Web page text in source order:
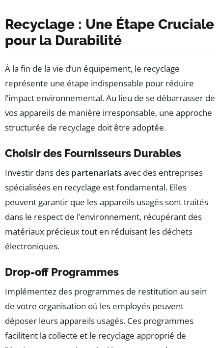
Recyclage : Une Étape Cruciale
pour la Durabilité
À la fin de la vie d’un équipement, le recyclage
représente une étape indispensable pour réduire
l’impact environnemental. Au lieu de se débarrasser de
vos appareils de manière irresponsable, une approche
structurée de recyclage doit être adoptée.
Choisir des Fournisseurs Durables
Investir dans des partenariatsavec des entreprises
spécialisées en recyclage est fondamental. Elles
peuvent garantir que les appareils usagés sont traités
dans le respect de l’environnement, récupérant des
matériaux précieux tout en réduisant les déchets
électroniques.
Drop-off Programmes
Implémentez des programmes de restitution au sein
de votre organisation où les employés peuvent
déposer leurs appareils usagés. Ces programmes
facilitent la collecte et le recyclage approprié de